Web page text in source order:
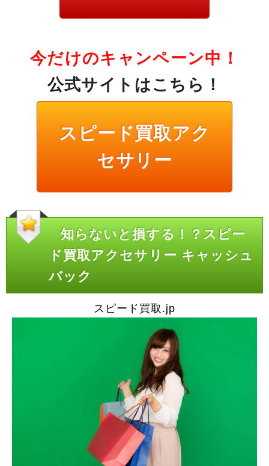
今だけのキャンペーン中！
公式サイトはこちら！
スピード買取アク
セサリー
知らないと損する！？スピー
ド買取アクセサリー キャッシュ
バック
スピード買取.jp